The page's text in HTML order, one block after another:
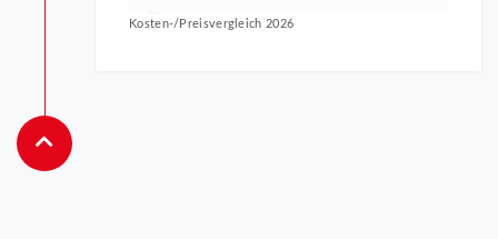
Kosten-/Preisvergleich 2026